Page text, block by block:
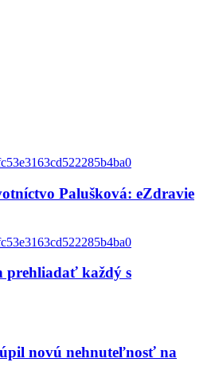
Palušková: eZdravie
prehliadať každý s
novú nehnuteľnosť na